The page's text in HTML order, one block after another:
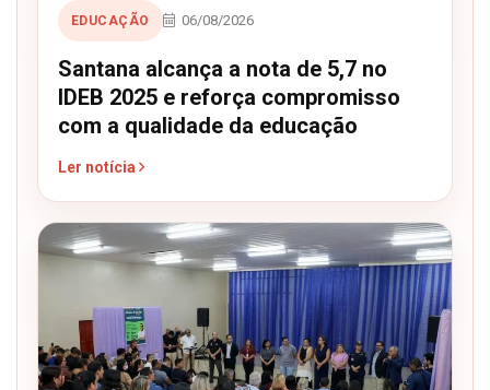
EDUCAÇÃO 06/08/2026
Santana alcança a nota de 5,7 no
IDEB 2025 e reforça compromisso
com a qualidade da educação
Ler notícia